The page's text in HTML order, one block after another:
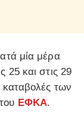
μία μέρα
25 και στις 29
καταβολές των
ΕΦΚΑ.